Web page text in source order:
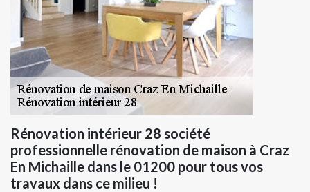
Rénovation intérieur 28 société
professionnelle rénovation de maison à Craz
En Michaille dans le 01200 pour tous vos
travaux dans ce milieu !